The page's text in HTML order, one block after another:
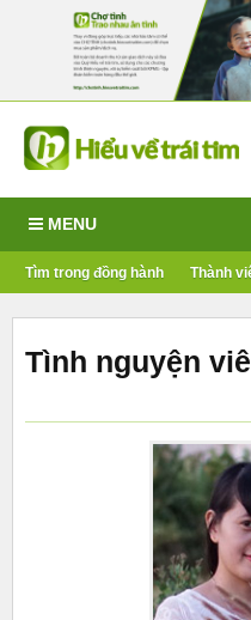
MENU
Tìm trong đồng hành Thành
Tình nguyện